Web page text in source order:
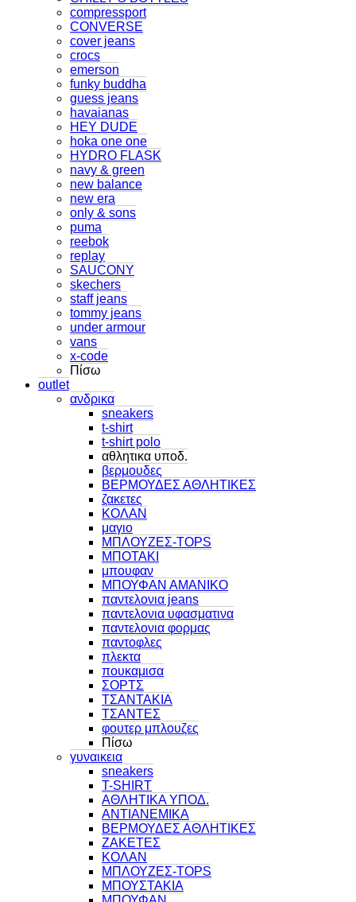
compressport
CONVERSE
cover jeans
crocs
emerson
funky buddha
guess jeans
havaianas
HEY DUDE
hoka one one
HYDRO FLASK
navy & green
new balance
new era
only & sons
puma
reebok
replay
SAUCONY
skechers
staff jeans
tommy jeans
under armour
vans
x-code
Πίσω
outlet
ανδρικα
sneakers
t-shirt
t-shirt polo
αθλητικα υποδ.
βερμουδες
ΒΕΡΜΟΥΔΕΣ ΑΘΛΗΤΙΚΕΣ
ζακετες
ΚΟΛΑΝ
μαγιο
ΜΠΛΟΥΖΕΣ-TOPS
ΜΠΟΤΑΚΙ
μπουφαν
ΜΠΟΥΦΑΝ ΑΜΑΝΙΚΟ
παντελονια jeans
παντελονια υφασματινα
παντελονια φορμας
παντοφλες
πλεκτα
πουκαμισα
ΣΟΡΤΣ
ΤΣΑΝΤΑΚΙΑ
ΤΣΑΝΤΕΣ
φουτερ μπλουζες
Πίσω
γυναικεια
sneakers
T-SHIRT
ΑΘΛΗΤΙΚΑ ΥΠΟΔ.
ΑΝΤΙΑΝΕΜΙΚΑ
ΒΕΡΜΟΥΔΕΣ ΑΘΛΗΤΙΚΕΣ
ΖΑΚΕΤΕΣ
ΚΟΛΑΝ
ΜΠΛΟΥΖΕΣ-TOPS
ΜΠΟΥΣΤΑΚΙΑ